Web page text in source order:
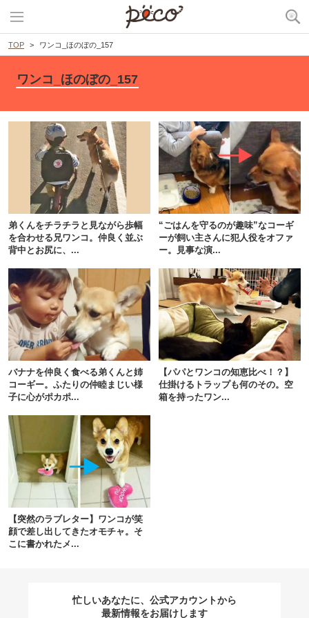
TOP ワンコ_ほのぼの_157
ワンコ_ほのぼの_157
弟くんをチラチラと見ながら歩幅
を合わせる兄ワンコ。仲良く並ぶ
背中とお尻に、...
“ごはんを守るのが趣味”なコーギ
ーが飼い主さんに犯人役をオファ
ー。見事な演...
バナナを仲良く食べる弟くんと姉
コーギー。ふたりの仲睦まじい様
子に心がポカポ...
【パパとワンコの知恵比べ！？】
仕掛けるトラップも何のその。空
箱を持ったワン...
【突然のラブレター】ワンコが笑
顔で差し出してきたオモチャ。そ
こに書かれたメ...
忙しいあなたに、公式アカウントから
最新情報をお届けします
閉じる
pecodogs
いぬ部をフォロー
アプリで開く
アプリをダウンロードする